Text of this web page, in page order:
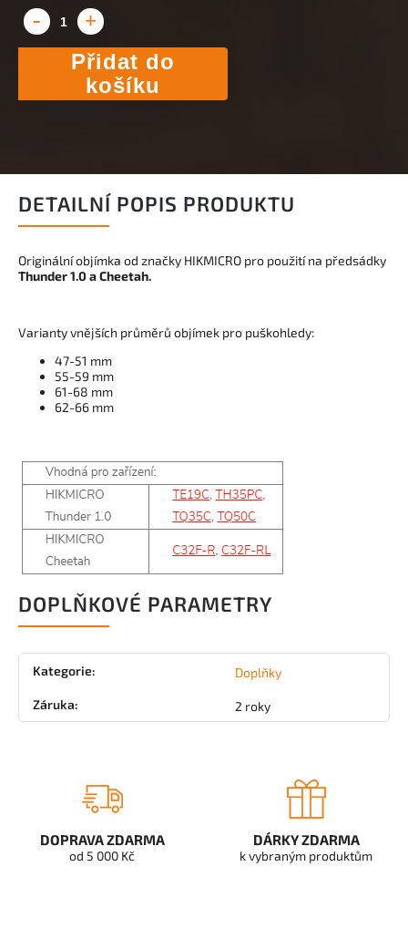
Přidat do
košíku
DETAILNÍ POPIS PRODUKTU
Originální objímka od značky HIKMICRO pro použití na předsádky
Thunder 1.0 a Cheetah.
Varianty vnějších průměrů objímek pro puškohledy:
47-51 mm
55-59 mm
61-68 mm
62-66 mm
DOPLŇKOVÉ PARAMETRY
Kategorie: Doplňky
Záruka: 2 roky
DOPRAVA ZDARMA
od 5 000 Kč
DÁRKY ZDARMA
k vybraným produktům